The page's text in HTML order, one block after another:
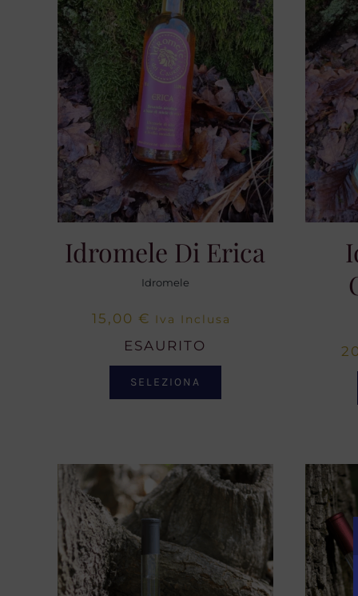
Idromele Di Erica
Idromele
15,00 € Iva Inclusa
ESAURITO
SELEZIONA